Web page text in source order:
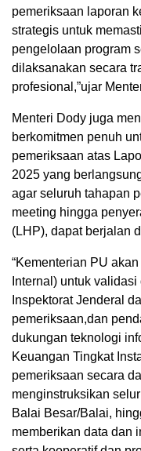
pemeriksaan laporan
strategis untuk
pengelolaan program
dilaksanakan secara
profesional,”ujar
Menteri Dody juga
berkomitmen penuh
pemeriksaan atas
2025 yang
agar seluruh tahapan
meeting hingga
(LHP), dapat berjalan
“Kementerian PU
Internal) untuk
Inspektorat Jenderal
pemeriksaan,dan
dukungan teknologi
Keuangan Tingkat
pemeriksaan secara
menginstruksikan
Balai Besar/Balai,
memberikan data dan